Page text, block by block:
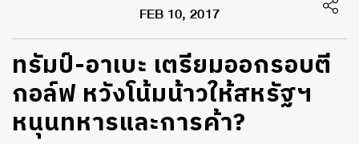
FEB 10, 2017
ทรัมป์-อาเบะ เตรียมออกรอบตี
กอล์ฟ หวังโน้มน้าวให้สหรัฐฯ
หนุนทหารและการค้า?